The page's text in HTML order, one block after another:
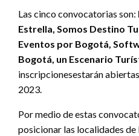
Las cinco convocatorias son:
Estrella, Somos Destino
Eventos por Bogotá,
Bogotá, un Escenario
inscripcionesestarán
2023.
Por medio de estas
posicionar las localidades